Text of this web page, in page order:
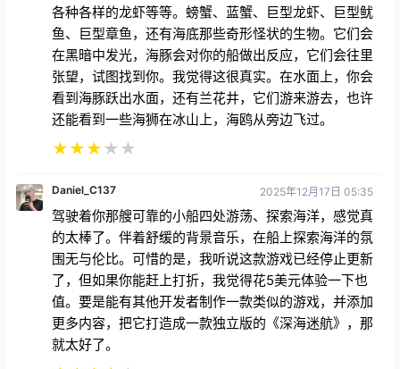
各种各样的龙虾等等。螃蟹、蓝蟹、巨型龙虾、巨型鱿
鱼、巨型章鱼，还有海底那些奇形怪状的生物。它们会
在黑暗中发光，海豚会对你的船做出反应，它们会往里
张望，试图找到你。我觉得这很真实。在水面上，你会
看到海豚跃出水面，还有兰花井，它们游来游去，也许
还能看到一些海狮在冰山上，海鸥从旁边飞过。
★★★★ ★
Daniel_C137 2025年12月17日 05:35
驾驶着你那艘可靠的小船四处游荡、探索海洋，感觉真
的太棒了。伴着舒缓的背景音乐，在船上探索海洋的氛
围无与伦比。可惜的是，我听说这款游戏已经停止更新
了，但如果你能赶上打折，我觉得花5美元体验一下也
值。要是能有其他开发者制作一款类似的游戏，并添加
更多内容，把它打造成一款独立版的《深海迷航》，那
就太好了。